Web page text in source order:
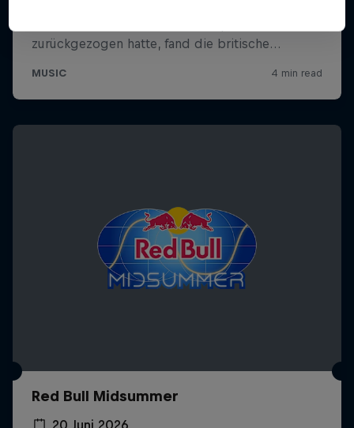
Red Bull Midsummer
20 Juni 2026